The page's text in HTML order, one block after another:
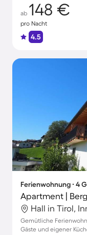
ab 148 €
pro Nacht
4.5
Ferienwohnung ∙ 4
Apartment |
Hall in Tirol,
Gemütliche
Gäste und eigener